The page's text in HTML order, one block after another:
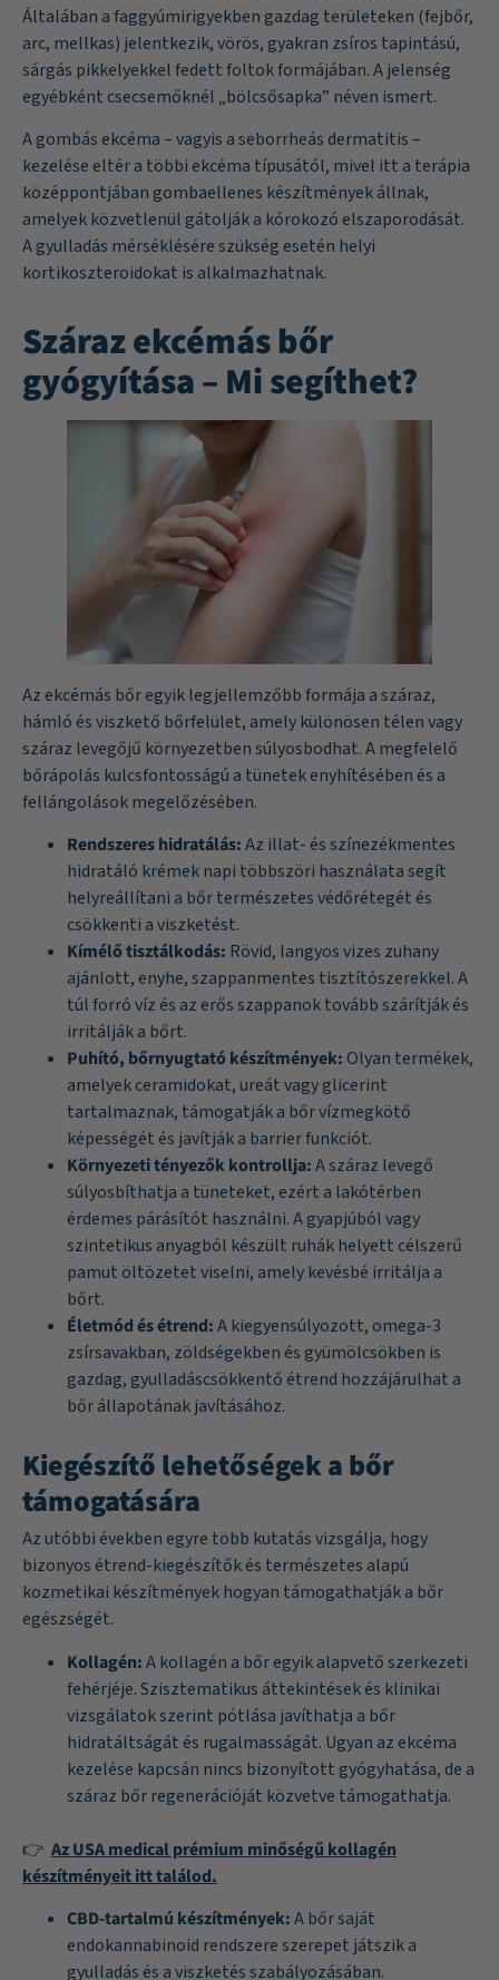
Általában a faggyúmirigyekben gazdag területeken (fejbőr,
arc, mellkas) jelentkezik, vörös, gyakran zsíros tapintású,
sárgás pikkelyekkel fedett foltok formájában. A jelenség
egyébként csecsemőknél „bölcsősapka” néven ismert.
A gombás ekcéma – vagyis a seborrheás dermatitis –
kezelése eltér a többi ekcéma típusától, mivel itt a terápia
középpontjában gombaellenes készítmények állnak,
amelyek közvetlenül gátolják a kórokozó elszaporodását.
A gyulladás mérséklésére szükség esetén helyi
kortikoszteroidokat is alkalmazhatnak.
Száraz ekcémás bőr
gyógyítása – Mi segíthet?
Az ekcémás bőr egyik legjellemzőbb formája a száraz,
hámló és viszkető bőrfelület, amely különösen télen vagy
száraz levegőjű környezetben súlyosbodhat. A megfelelő
bőrápolás kulcsfontosságú a tünetek enyhítésében és a
fellángolások megelőzésében.
Rendszeres hidratálás:Az illat- és színezékmentes
hidratáló krémek napi többszöri használata segít
helyreállítani a bőr természetes védőrétegét és
csökkenti a viszketést.
Kímélő tisztálkodás: Rövid, langyos vizes zuhany
ajánlott, enyhe, szappanmentes tisztítószerekkel. A
túl forró víz és az erős szappanok tovább szárítják és
irritálják a bőrt.
Puhító, bőrnyugtató készítmények:Olyan termékek,
amelyek ceramidokat, ureát vagy glicerint
tartalmaznak, támogatják a bőr vízmegkötő
képességét és javítják a barrier funkciót.
Környezeti tényezők kontrollja:A száraz levegő
súlyosbíthatja a tüneteket, ezért a lakótérben
érdemes párásítót használni. A gyapjúból vagy
szintetikus anyagból készült ruhák helyett célszerű
pamut öltözetet viselni, amely kevésbé irritálja a
bőrt.
Életmód és étrend:A kiegyensúlyozott, omega-3
zsírsavakban, zöldségekben és gyümölcsökben is
gazdag, gyulladáscsökkentő étrend hozzájárulhat a
bőr állapotának javításához.
Kiegészítő lehetőségek a bőr
támogatására
Az utóbbi években egyre több kutatás vizsgálja, hogy
bizonyos étrend-kiegészítők és természetes alapú
kozmetikai készítmények hogyan támogathatják a bőr
egészségét.
Kollagén:A kollagén a bőr egyik alapvető szerkezeti
fehérjéje. Szisztematikus áttekintések és klinikai
vizsgálatok szerint pótlása javíthatja a bőr
hidratáltságát és rugalmasságát. Ugyan az ekcéma
kezelése kapcsán nincs bizonyított gyógyhatása, de a
száraz bőr regenerációját közvetve támogathatja.
👉 Az USA medical prémium minőségű kollagén
készítményeit itt találod.
CBD-tartalmú készítmények:A bőr saját
endokannabinoid rendszere szerepet játszik a
gyulladás és a viszketés szabályozásában.